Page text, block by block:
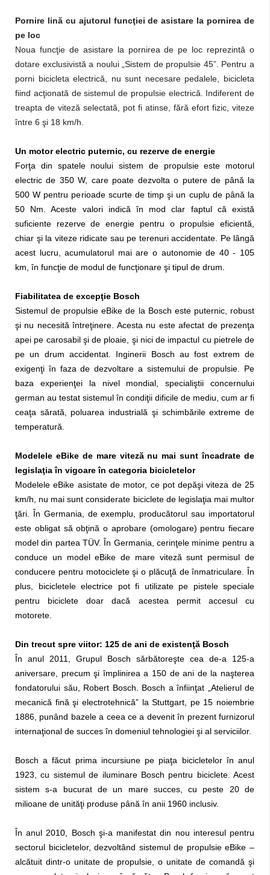
Pornire lină cu ajutorul funcţiei de asistare la pornirea de
pe loc
Noua funcţie de asistare la pornirea de pe loc reprezintă o
dotare exclusivistă a noului „Sistem de propulsie 45”. Pentru a
porni bicicleta electrică, nu sunt necesare pedalele, bicicleta
fiind acţionată de sistemul de propulsie electrică. Indiferent de
treapta de viteză selectată, pot fi atinse, fără efort fizic, viteze
între 6 şi 18 km/h.
Un motor electric puternic, cu rezerve de energie
Forţa din spatele noului sistem de propulsie este motorul
electric de 350 W, care poate dezvolta o putere de până la
500 W pentru perioade scurte de timp şi un cuplu de până la
50 Nm. Aceste valori indică în mod clar faptul că există
suficiente rezerve de energie pentru o propulsie eficientă,
chiar şi la viteze ridicate sau pe terenuri accidentate. Pe lângă
acest lucru, acumulatorul mai are o autonomie de 40 - 105
km, în funcţie de modul de funcţionare şi tipul de drum.
Fiabilitatea de excepţie Bosch
Sistemul de propulsie eBike de la Bosch este puternic, robust
şi nu necesită întreţinere. Acesta nu este afectat de prezenţa
apei pe carosabil şi de ploaie, şi nici de impactul cu pietrele de
pe un drum accidentat. Inginerii Bosch au fost extrem de
exigenţi în faza de dezvoltare a sistemului de propulsie. Pe
baza experienţei la nivel mondial, specialiştii concernului
german au testat sistemul în condiţii dificile de mediu, cum ar fi
ceaţa sărată, poluarea industrială şi schimbările extreme de
temperatură.
Modelele eBike de mare viteză nu mai sunt încadrate de
legislaţia în vigoare în categoria bicicletelor
Modelele eBike asistate de motor, ce pot depăşi viteza de 25
km/h, nu mai sunt considerate biciclete de legislaţia mai multor
ţări. În Germania, de exemplu, producătorul sau importatorul
este obligat să obţină o aprobare (omologare) pentru fiecare
model din partea TÜV. În Germania, cerinţele minime pentru a
conduce un model eBike de mare viteză sunt permisul de
conducere pentru motociclete şi o plăcuţă de înmatriculare. În
plus, bicicletele electrice pot fi utilizate pe pistele speciale
pentru biciclete doar dacă acestea permit accesul cu
motorete.
Din trecut spre viitor: 125 de ani de existenţă Bosch
În anul 2011, Grupul Bosch sărbătoreşte cea de-a 125-a
aniversare, precum şi împlinirea a 150 de ani de la naşterea
fondatorului său, Robert Bosch. Bosch a înfiinţat „Atelierul de
mecanică fină şi electrotehnică” la Stuttgart, pe 15 noiembrie
1886, punând bazele a ceea ce a devenit în prezent furnizorul
internaţional de succes în domeniul tehnologiei şi al serviciilor.
Bosch a făcut prima incursiune pe piaţa bicicletelor în anul
1923, cu sistemul de iluminare Bosch pentru biciclete. Acest
sistem s-a bucurat de un mare succes, cu peste 20 de
milioane de unităţi produse până în anii 1960 inclusiv.
În anul 2010, Bosch şi-a manifestat din nou interesul pentru
sectorul bicicletelor, dezvoltând sistemul de propulsie eBike –
alcătuit dintr-o unitate de propulsie, o unitate de comandă şi